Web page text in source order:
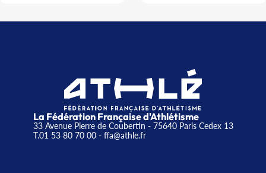
La Fédération Française d'Athlétisme
33 Avenue Pierre de Coubertin - 75640 Paris Cedex 13
T.01 53 80 70 00- ffa@athle.fr